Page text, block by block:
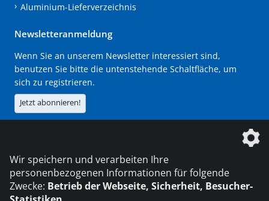
Aluminium-Lieferverzeichnis
Newsletteranmeldung
Wenn Sie an unserem Newsletter interessiert sind,
benutzen Sie bitte die untenstehende Schaltfläche, um
sich zu registrieren.
Jetzt abonnieren!
Die DVS Media GmbH ist ein Unternehmen der
Wir speichern und verarbeiten Ihre
personenbezogenen Informationen für folgende
Zwecke: Betrieb der Webseite, Sicherheit, Besucher-